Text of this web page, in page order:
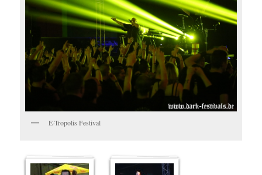
E-Tropolis Festival